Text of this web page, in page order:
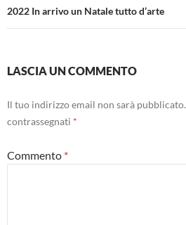
2022 In arrivo un Natale tutto d’arte
LASCIA UN COMMENTO
Il tuo indirizzo email non sarà pubblicato.
contrassegnati *
Commento *